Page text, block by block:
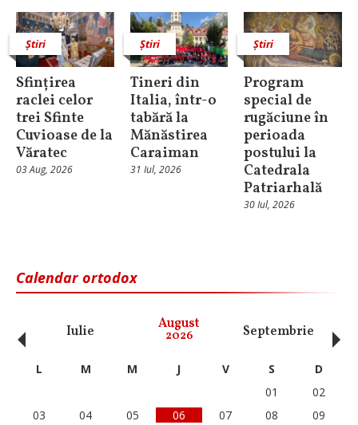
Știri
Sfințirea
raclei celor
trei Sfinte
Cuvioase de la
Văratec
03 Aug, 2026
Știri
Tineri din
Italia, într-o
tabără la
Mănăstirea
Caraiman
31 Iul, 2026
Știri
Program
special de
rugăciune în
perioada
postului la
Catedrala
Patriarhală
30 Iul, 2026
Calendar ortodox
Iulie August
2026 Septembrie
‹ L M M J V S
D
01
02
03
04 05 06 07 08
09